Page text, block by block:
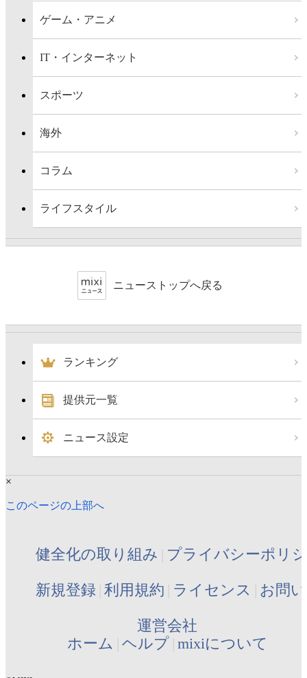
ゲーム・アニメ
IT・インターネット
スポーツ
海外
コラム
ライフスタイル
ニューストップへ戻る
ランキング
提供元一覧
ニュース設定
×
このページの上部へ
健全化の取り組み プライバシーポリ
新規登録 利用規約 ライセンス お問
運営会社
ホーム ヘルプ mixiについて